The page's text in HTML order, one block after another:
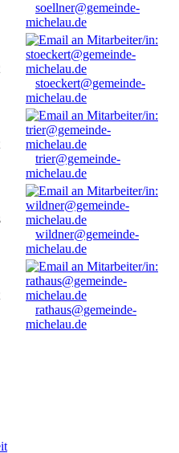
soellner@gemeinde-
michelau.de
stoeckert@gemeinde-
michelau.de
trier@gemeinde-
michelau.de
wildner@gemeinde-
michelau.de
rathaus@gemeinde-
michelau.de